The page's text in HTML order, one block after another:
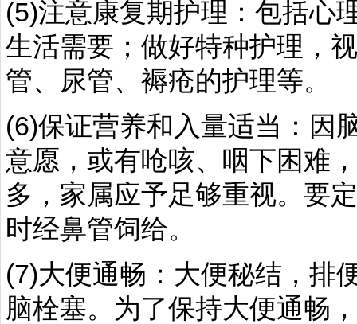
(5)注意康复期护理：包括心
生活需要；做好特种护理，
管、尿管、褥疮的护理等。
(6)保证营养和入量适当：因
意愿，或有呛咳、咽下困难
多，家属应予足够重视。要
时经鼻管饲给。
(7)大便通畅：大便秘结，排
脑栓塞。为了保持大便通畅